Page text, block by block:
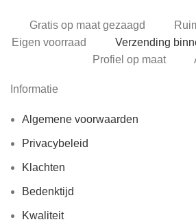
Gratis op maat gezaagd
Eigen voorraad
Verzending
Profiel op maat
Informatie
Algemene voorwaarden
Privacybeleid
Klachten
Bedenktijd
Kwaliteit